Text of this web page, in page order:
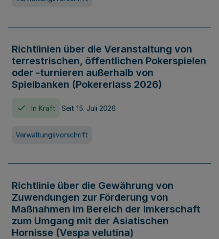
Richtlinien über die Veranstaltung von
terrestrischen, öffentlichen Pokerspielen
oder -turnieren außerhalb von
Spielbanken (Pokererlass 2026)
In Kraft Seit 15. Juli 2026
Verwaltungsvorschrift
Richtlinie über die Gewährung von
Zuwendungen zur Förderung von
Maßnahmen im Bereich der Imkerschaft
zum Umgang mit der Asiatischen
Hornisse (Vespa velutina)